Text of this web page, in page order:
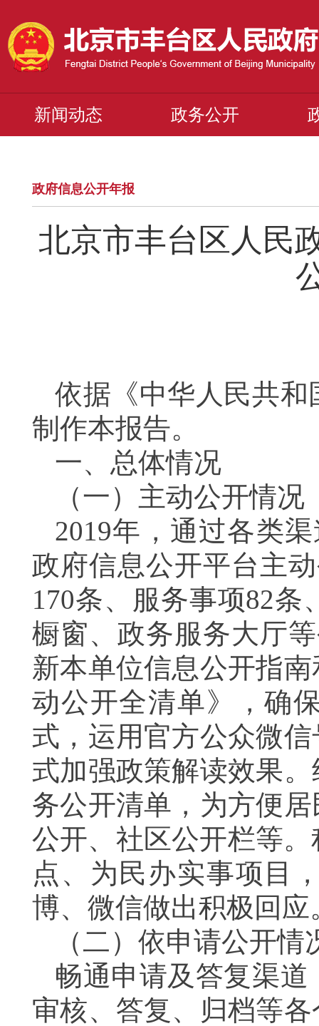
新闻动态 政务公开
政府信息公开年报
北京市丰台区人民
依据《中华人民共
制作本报告。
一、总体情况
（一）主动公开情况
2019年，通过各类
政府信息公开平台主
170条、服务事项82条
橱窗、政务服务大厅
新本单位信息公开指
动公开全清单》，确
式，运用官方公众微
式加强政策解读效果
务公开清单，为方便
公开、社区公开栏等
点、为民办实事项目
博、微信做出积极回应
（二）依申请公开情
畅通申请及答复渠
审核、答复、归档等